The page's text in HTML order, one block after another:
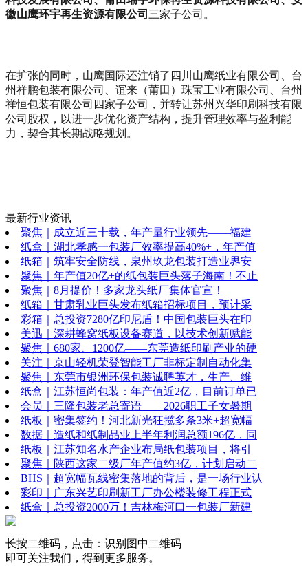
徽山鹰环宇再生资源有限公司 三家子公司。
在扩张的同时，山鹰国际还注销了四川山鹰纸业有限公司、台
州祥鹏包装有限公司、谊来（莆田）珠宝工业有限公司、台州
祥恒包装有限公司四家子公司，并转让苏州兴华印刷科技有限
公司股权，以进一步优化资产结构，提升管理效率与盈利能
力，契合其长期战略规划。
最新行业资讯
聚焦｜成立近三十载，年产量行业领先——福建
纸盒｜湖北孝感一包装厂效率提高40%+，年产值
纸箱｜筑牢安全防线，泉州玖龙包装打造业界安
聚焦｜年产值20亿+的纸包装巨头落子海南！不止
聚焦｜8月提价！多家龙头纸厂集体官宣！
纸箱｜甘肃乳业巨头发布纸箱招标项目，预计采
彩箱｜总投资7280亿印尼盾！中国包装巨头在印
美迅｜深耕蜂窝纸板设备赛道，以技术创新赋能
聚焦｜680家、1200亿——东莞造纸印刷产业的硬
关注｜京山轻机荣登智能工厂非标定制自动化集
聚焦｜东莞市银洲环保包装诚聘英才，生产、维
纸盒｜江苏恒尚包装：年产值近2亿，目前订单已
会员｜三隆包装老总寄语——2026职工子女暑期
纸板｜密集签约！河北新光狂揽多条3米+超宽幅
数据｜造纸和纸制品业上半年利润总额196亿，同
纸板｜江苏知名水产企业布局纸包装项目，将引
聚焦｜陕西这家二级厂年产值约3亿，计划启动二
BHS｜超宽幅瓦线密集落地的背后，是一场行业认
彩印｜广东兴艺印刷新工厂办公楼装修工程正式
纸盒｜总投资2000万！吉林梅河口一包装厂新建
长按二维码，点击：识别图中二维码
即可关注我们，得到更多服务。